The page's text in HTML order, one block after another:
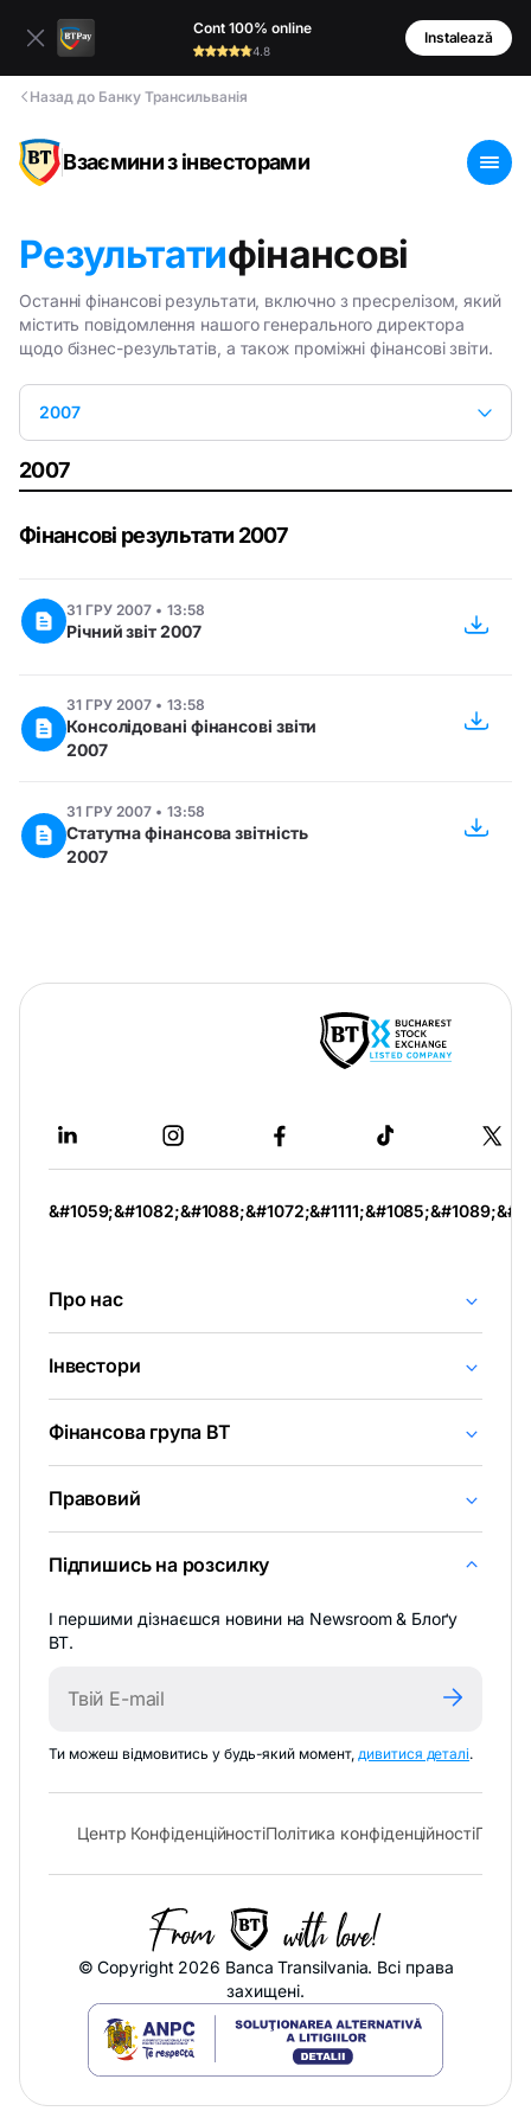
Cont 100% online
4.8
Instalează
Назад до Банку Трансильванія
Взаємини з інвесторами
Результатифінансові
Останні фінансові результати, включно з пресрелізом, який
містить повідомлення нашого генерального директора
щодо бізнес-результатів, а також проміжні фінансові звіти.
2007
2007
Фінансові результати 2007
31 ГРУ 2007 • 13:58
Річний звіт 2007
31 ГРУ 2007 • 13:58
Консолідовані фінансові звіти
2007
31 ГРУ 2007 • 13:58
Статутна фінансова звітність
2007
новій
вкладці
Про нас
Інвестори
Фінансова група BT
Правовий
Підпишись на розсилку
І першими дізнаєшся новини на Newsroom & Блоґу
BT.
Ти можеш відмовитись у будь-який момент,дивитися деталі-
в
вкладці
.
Центр Конфіденційності- відкривається в новій вкладці
Політика конфіденційності-
© Copyright 2026 Banca Transilvania. Всі права
захищені.
відкривається